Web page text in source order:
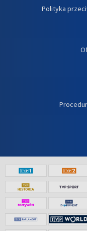
Polityka